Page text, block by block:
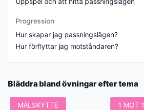
Progression
Hur skapar jag passningslägen?
Hur förflyttar jag motståndaren?
Bläddra bland övningar efter tema
MÅLSKYTTE 1 MOT 1